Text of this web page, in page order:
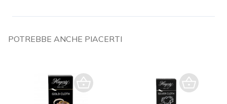
POTREBBE ANCHE PIACERTI